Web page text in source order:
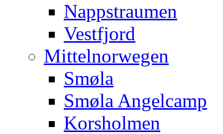
Nappstraumen
Vestfjord
Mittelnorwegen
Smøla
Smøla Angelcamp
Korsholmen